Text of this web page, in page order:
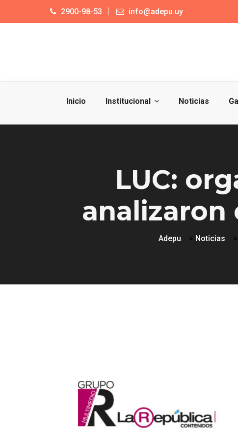
2900-98-53 info@adepu.uy
Inicio Institucional Noticias
LUC:
analizaron
Adepu > Noticias >